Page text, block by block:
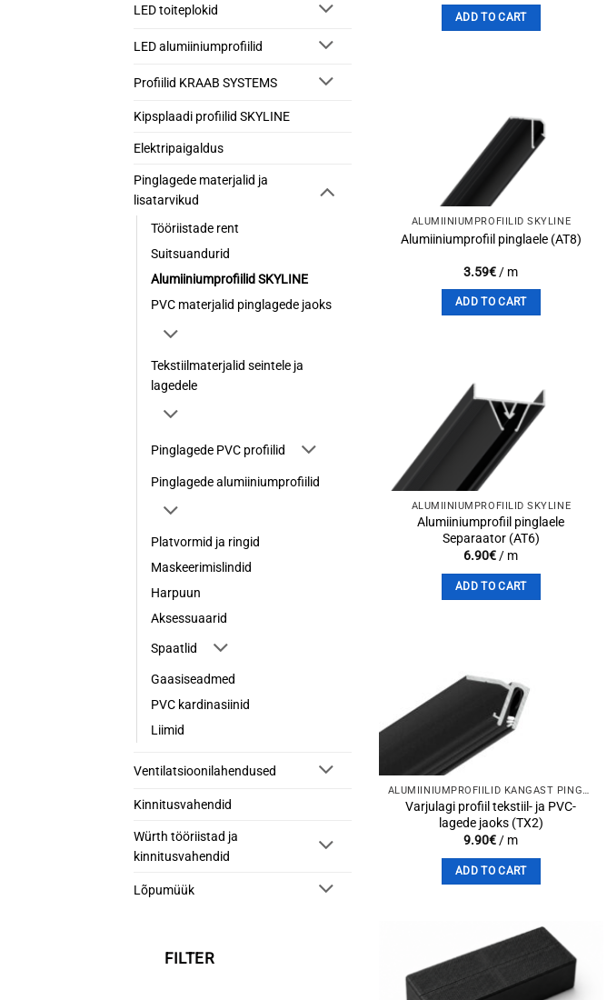
LED toiteplokid
LED alumiiniumprofiilid
Profiilid KRAAB SYSTEMS
Kipsplaadi profiilid SKYLINE
Elektripaigaldus
Pinglagede materjalid ja
lisatarvikud
Tööriistade rent
Suitsuandurid
Alumiiniumprofiilid SKYLINE
PVC materjalid pinglagede jaoks
Tekstiilmaterjalid seintele ja
lagedele
Pinglagede PVC profiilid
Pinglagede alumiiniumprofiilid
Platvormid ja ringid
Maskeerimislindid
Harpuun
Aksessuaarid
Spaatlid
Gaasiseadmed
PVC kardinasiinid
Liimid
Ventilatsioonilahendused
Kinnitusvahendid
Würth tööriistad ja
kinnitusvahendid
Lõpumüük
FILTER
ADD TO CART
wishlist
ALUMIINIUMPROFIILID SKYLINE
Alumiiniumprofiil pinglaele (AT8)
3.59€/ m
ADD TO CART
ALUMIINIUMPROFIILID SKYLINE
Alumiiniumprofiil pinglaele
Separaator (AT6)
6.90€/ m
ADD TO CART
ALUMIINIUMPROFIILID KANGAST PINGLAGEDE JAOKS
Varjulagi profiil tekstiil- ja PVC-
lagede jaoks (TX2)
9.90€/ m
ADD TO CART
Add to
wishlist